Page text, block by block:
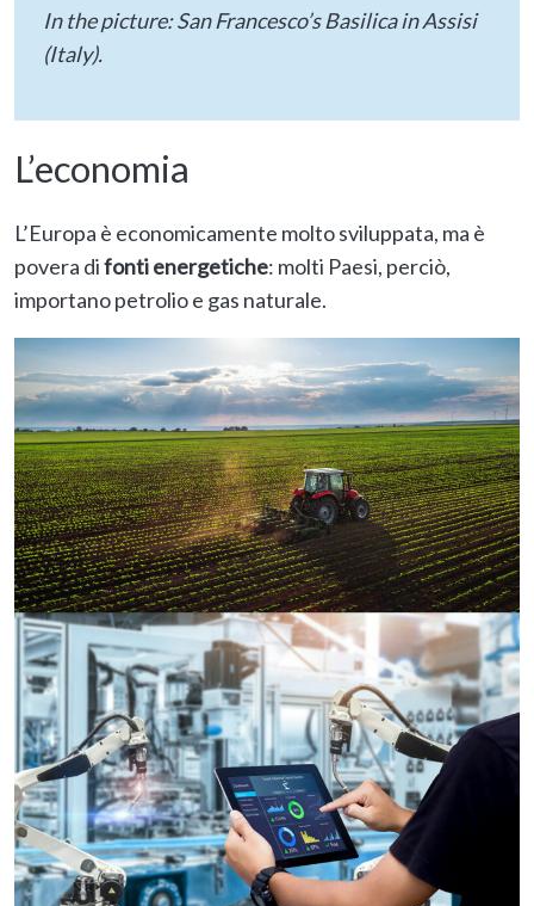
In the picture: San Francesco’s Basilica in Assisi
(Italy).
L’economia
L’Europa è economicamente molto sviluppata, ma è
povera difonti energetiche: molti Paesi, perciò,
importano petrolio e gas naturale.